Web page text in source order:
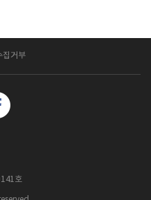
집거부
호